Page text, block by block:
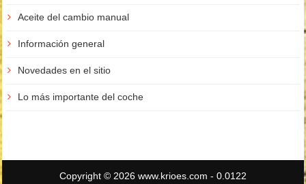
Aceite del cambio manual
Información general
Novedades en el sitio
Lo más importante del coche
Copyright © 2026 www.krioes.com - 0.0122